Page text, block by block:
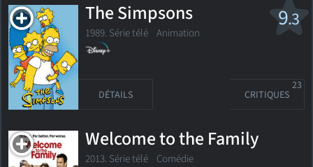
9.3
The Simpsons
1989. Série télé Animation
DÉTAILS CRITIQUES
23
Welcome to the Family
2013. Série télé Comédie